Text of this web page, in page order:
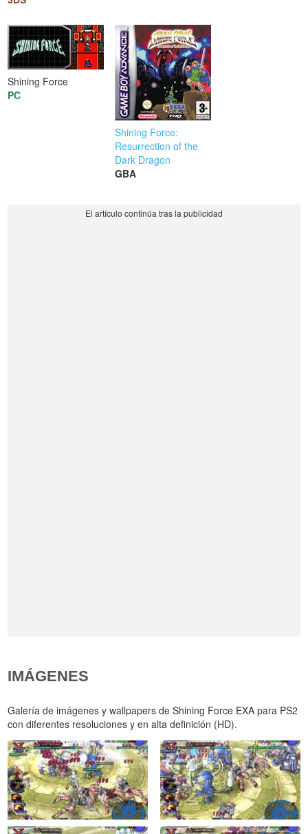
Shining Force
PC
Shining Force:
Resurrection of the
Dark Dragon
GBA
IMÁGENES
Galería de imágenes y wallpapers de Shining Force EXA para PS2
con diferentes resoluciones y en alta definición (HD).